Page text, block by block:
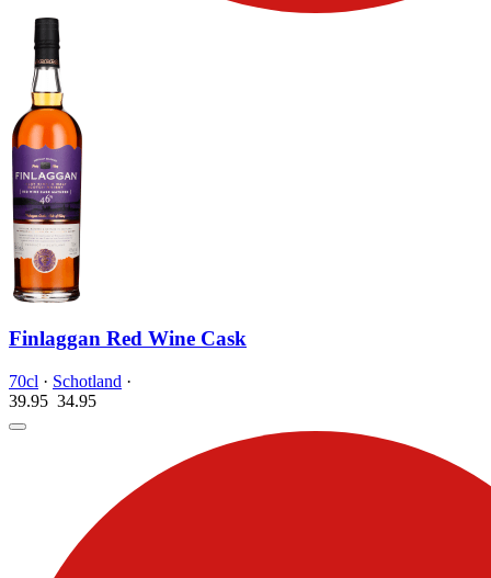
Finlaggan Red Wine Cask
70cl · Schotland ·
39.95 34.95